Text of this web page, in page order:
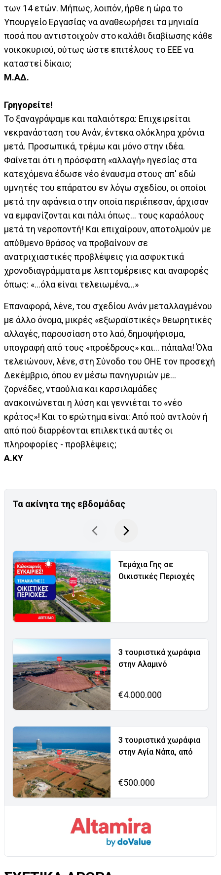
των 14 ετών. Μήπως, λοιπόν, ήρθε η ώρα το
Υπουργείο Εργασίας να αναθεωρήσει τα μηνιαία
ποσά που αντιστοιχούν στο καλάθι διαβίωσης κάθε
νοικοκυριού, ούτως ώστε επιτέλους το ΕΕΕ να
καταστεί δίκαιο;
Μ.ΑΔ.
Γρηγορείτε!
Το ξαναγράψαμε και παλαιότερα: Επιχειρείται
νεκρανάσταση του Ανάν, έντεκα ολόκληρα χρόνια
μετά. Προσωπικά, τρέμω και μόνο στην ιδέα.
Φαίνεται ότι η πρόσφατη «αλλαγή» ηγεσίας στα
κατεχόμενα έδωσε νέο έναυσμα στους απ' εδώ
υμνητές του επάρατου εν λόγω σχεδίου, οι οποίοι
μετά την αφάνεια στην οποία περιέπεσαν, άρχισαν
να εμφανίζονται και πάλι όπως… τους καραόλους
μετά τη νεροποντή! Και επιχαίρουν, αποτολμούν με
απύθμενο θράσος να προβαίνουν σε
ανατριχιαστικές προβλέψεις για ασφυκτικά
χρονοδιαγράμματα με λεπτομέρειες και αναφορές
όπως: «...όλα είναι τελειωμένα…»
Επαναφορά, λένε, του σχεδίου Ανάν μεταλλαγμένου
με άλλο όνομα, μικρές «εξωραϊστικές» θεωρητικές
αλλαγές, παρουσίαση στο λαό, δημοψήφισμα,
υπογραφή από τους «προέδρους» και… πάπαλα! Όλα
τελειώνουν, λένε, στη Σύνοδο του ΟΗΕ τον προσεχή
Δεκέμβριο, όπου εν μέσω πανηγυριών με…
ζορνέδες, νταούλια και καρσιλαμάδες
ανακοινώνεται η λύση και γεννιέται το «νέο
κράτος»! Και το ερώτημα είναι: Από πού αντλούν ή
από πού διαρρέονται επιλεκτικά αυτές οι
πληροφορίες - προβλέψεις;
Α.ΚΥ
Τα ακίνητα της εβδομάδας
Τεμάχια Γης σε
Οικιστικές Περιοχές
3 τουριστικά χωράφια
στην Αλαμινό
€4.000.000
3 τουριστικά χωράφια
στην Αγία Νάπα, από
€500.000